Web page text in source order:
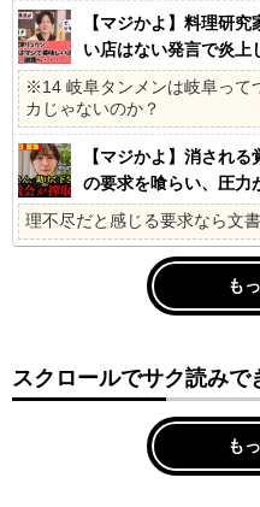
【マジかよ】料理研
い店はない発言で炎上
※14 岐阜タンメンは岐阜って
カじゃないのか？
【マジかよ】消され
の要求を喰らい、圧力
理不尽だと感じる要求なら文
も
スクロールでサク読みで
も